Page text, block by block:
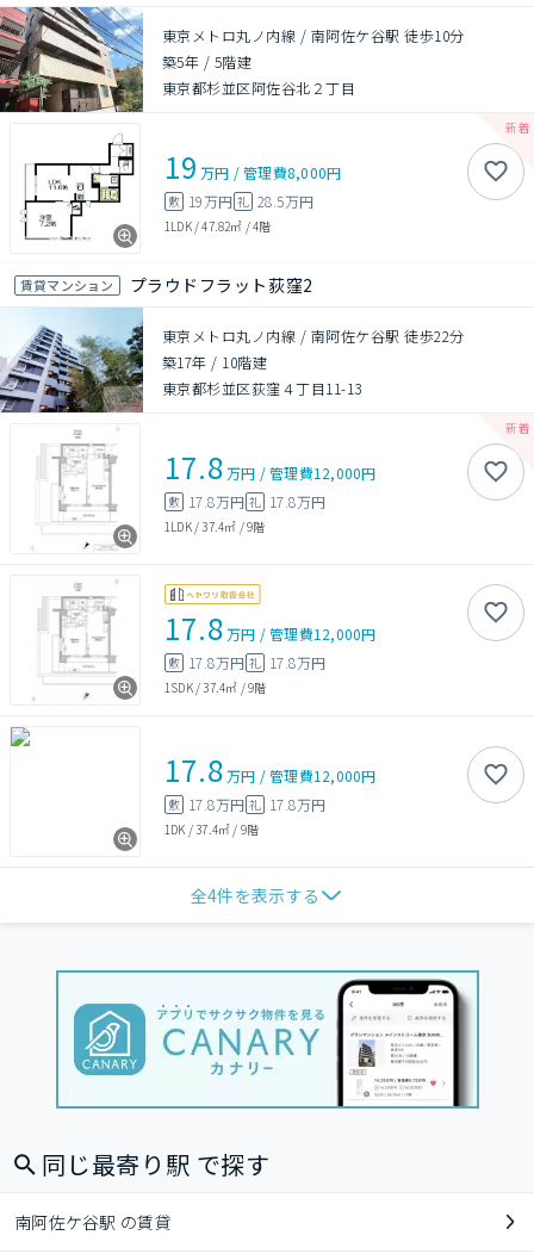
東京メトロ丸ノ内線 / 南阿佐ケ谷駅 徒歩10分
築5年 / 5階建
東京都杉並区阿佐谷北２丁目
19 万円 /管理費8,000円
敷 19万円 礼 28.5万円
1LDK/47.82㎡ /4階
賃貸マンション プラウドフラット荻窪2
東京メトロ丸ノ内線 / 南阿佐ケ谷駅 徒歩22分
築17年 / 10階建
東京都杉並区荻窪４丁目11-13
17.8万円 /管理費12,000円
敷 17.8万円 礼 17.8万円
1LDK/37.4㎡ /9階
17.8万円 /管理費12,000円
敷 17.8万円 礼 17.8万円
1SDK/37.4㎡ /9階
17.8万円 /管理費12,000円
敷 17.8万円 礼 17.8万円
1DK /37.4㎡ / 9階
全4件を表示する
同じ最寄り駅 で探す
南阿佐ケ谷駅 の賃貸